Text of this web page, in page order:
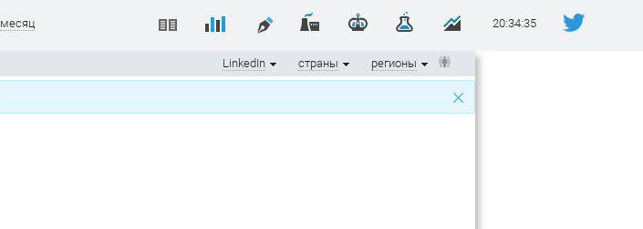
20:34:36
месяц
регионы
страны
LinkedIn